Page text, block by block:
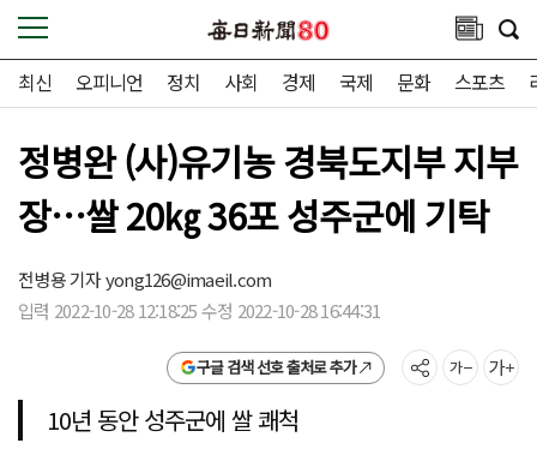
최신 오피니언 정치 사회 경제 국제 문화 스포츠
정병완 (사)유기농 경북도지부 지부
장…쌀 20㎏ 36포 성주군에 기탁
전병용 기자yong126@imaeil.com
입력 2022-10-28 12:18:25 수정 2022-10-28 16:44:31
구글 검색 선호 출처로 추가
10년 동안 성주군에 쌀 쾌척